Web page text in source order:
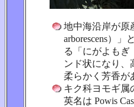
地中海沿岸が原
arborescens）
る「にがよもぎ
ンド状になり、
柔らかく芳香が
キク科ヨモギ属
英名は Powis